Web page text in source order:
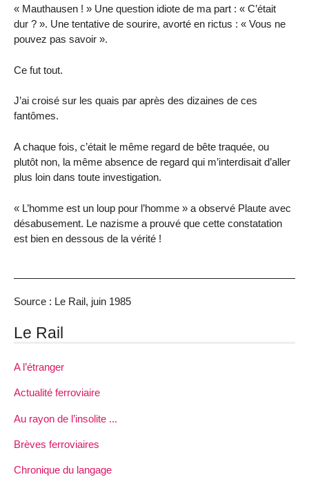
« Mauthausen ! » Une question idiote de ma part : « C’était
dur ? ». Une tentative de sourire, avorté en rictus : « Vous ne
pouvez pas savoir ».
Ce fut tout.
J’ai croisé sur les quais par après des dizaines de ces
fantômes.
A chaque fois, c’était le même regard de bête traquée, ou
plutôt non, la même absence de regard qui m’interdisait d’aller
plus loin dans toute investigation.
« L’homme est un loup pour l’homme » a observé Plaute avec
désabusement. Le nazisme a prouvé que cette constatation
est bien en dessous de la vérité !
Source : Le Rail, juin 1985
Le Rail
A l’étranger
Actualité ferroviaire
Au rayon de l’insolite ...
Brèves ferroviaires
Chronique du langage